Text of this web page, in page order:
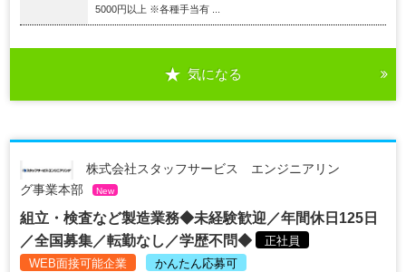
5000円以上 ※各種手当有 ...
気になる
株式会社スタッフサービス エンジニアリン
グ事業本部
New
組立・検査など製造業務◆未経験歓迎／年間休日125日
／全国募集／転勤なし／学歴不問◆
正社員
WEB面接可能企業
かんたん応募可